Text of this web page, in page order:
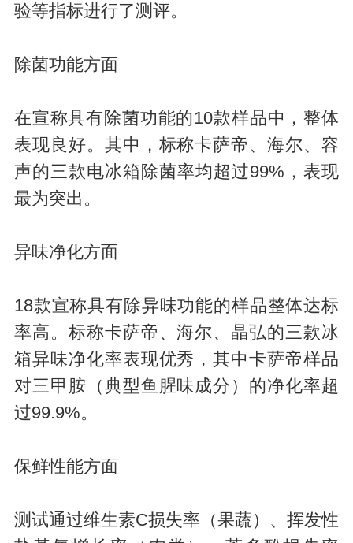
验等指标进行了测评。
除菌功能方面
在宣称具有除菌功能的10款样品中，整体
表现良好。其中，标称卡萨帝、海尔、容
声的三款电冰箱除菌率均超过99%，表现
最为突出。
异味净化方面
18款宣称具有除异味功能的样品整体达标
率高。标称卡萨帝、海尔、晶弘的三款冰
箱异味净化率表现优秀，其中卡萨帝样品
对三甲胺（典型鱼腥味成分）的净化率超
过99.9%。
保鲜性能方面
测试通过维生素C损失率（果蔬）、挥发性